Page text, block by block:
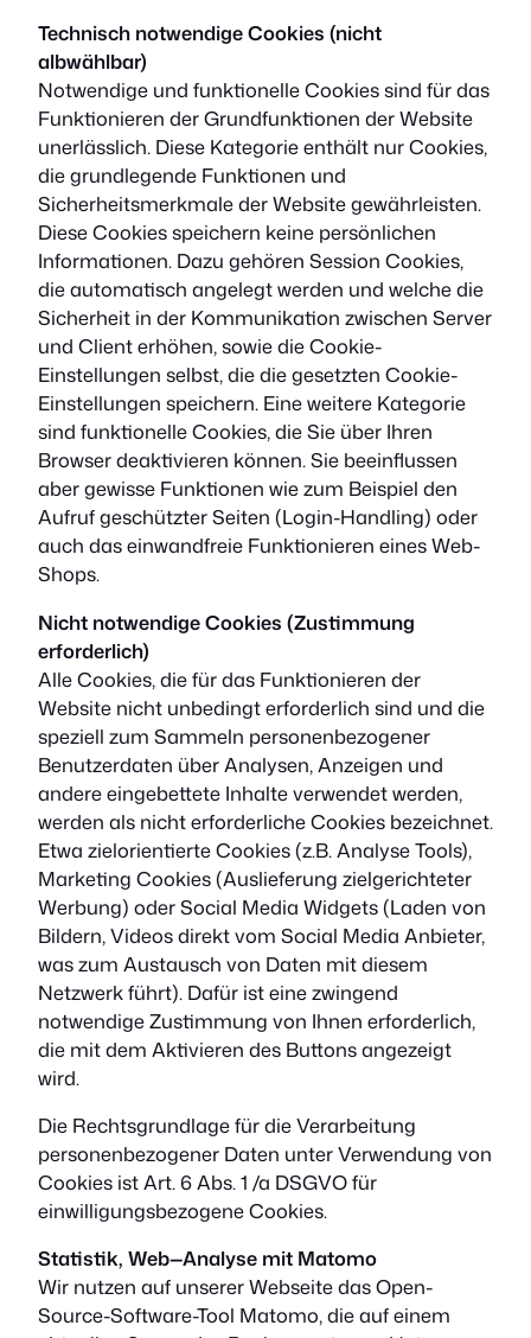
Technisch notwendige Cookies (nicht
albwählbar)
Notwendige und funktionelle Cookies sind für das
Funktionieren der Grundfunktionen der Website
unerlässlich. Diese Kategorie enthält nur Cookies,
die grundlegende Funktionen und
Sicherheitsmerkmale der Website gewährleisten.
Diese Cookies speichern keine persönlichen
Informationen. Dazu gehören Session Cookies,
die automatisch angelegt werden und welche die
Sicherheit in der Kommunikation zwischen Server
und Client erhöhen, sowie die Cookie-
Einstellungen selbst, die die gesetzten Cookie-
Einstellungen speichern. Eine weitere Kategorie
sind funktionelle Cookies, die Sie über Ihren
Browser deaktivieren können. Sie beeinflussen
aber gewisse Funktionen wie zum Beispiel den
Aufruf geschützter Seiten (Login-Handling) oder
auch das einwandfreie Funktionieren eines Web-
Shops.
Nicht notwendige Cookies (Zustimmung
erforderlich)
Alle Cookies, die für das Funktionieren der
Website nicht unbedingt erforderlich sind und die
speziell zum Sammeln personenbezogener
Benutzerdaten über Analysen, Anzeigen und
andere eingebettete Inhalte verwendet werden,
werden als nicht erforderliche Cookies bezeichnet.
Etwa zielorientierte Cookies (z.B. Analyse Tools),
Marketing Cookies (Auslieferung zielgerichteter
Werbung) oder Social Media Widgets (Laden von
Bildern, Videos direkt vom Social Media Anbieter,
was zum Austausch von Daten mit diesem
Netzwerk führt). Dafür ist eine zwingend
notwendige Zustimmung von Ihnen erforderlich,
die mit dem Aktivieren des Buttons angezeigt
wird.
Die Rechtsgrundlage für die Verarbeitung
personenbezogener Daten unter Verwendung von
Cookies ist Art. 6 Abs. 1 /a DSGVO für
einwilligungsbezogene Cookies.
Statistik, Web—Analyse mit Matomo
Wir nutzen auf unserer Webseite das Open-
Source-Software-Tool Matomo, die auf einem